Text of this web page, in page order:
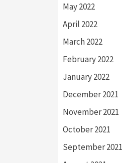
May 2022
April 2022
March 2022
February 2022
January 2022
December 2021
November 2021
October 2021
September 2021